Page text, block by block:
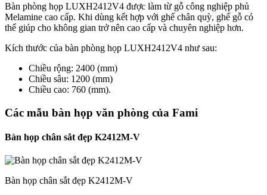
Bàn phòng họp LUXH2412V4 được làm từ gỗ công nghiệp phủ
Melamine cao cấp. Khi dùng kết hợp với ghế chân quỳ, ghế gỗ có
thể giúp cho không gian trở nên cao cấp và chuyên nghiệp hơn.
Kích thước của bàn phòng họp LUXH2412V4 như sau:
Chiều rộng: 2400 (mm)
Chiều sâu: 1200 (mm)
Chiều cao: 760 (mm).
Các mẫu bàn họp văn phòng của Fami
Bàn họp chân sắt đẹp K2412M-V
Bàn họp chân sắt đẹp K2412M-V